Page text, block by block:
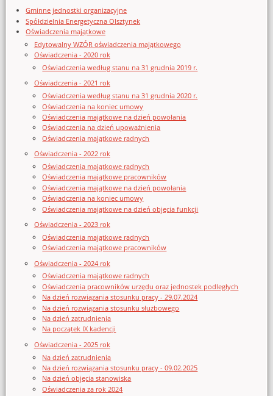
Gminne jednostki organizacyjne
Spółdzielnia Energetyczna Olsztynek
Oświadczenia majątkowe
Edytowalny WZÓR oświadczenia majątkowego
Oświadczenia - 2020 rok
Oświadczenia według stanu na 31 grudnia 2019 r.
Oświadczenia - 2021 rok
Oświadczenia według stanu na 31 grudnia 2020 r.
Oświadczenia na koniec umowy
Oświadczenia majątkowe na dzień powołania
Oświadczenia na dzień upoważnienia
Oświadczenia majątkowe radnych
Oświadczenia - 2022 rok
Oświadczenia majątkowe radnych
Oświadczenia majątkowe pracowników
Oświadczenia majątkowe na dzień powołania
Oświadczenia na koniec umowy
Oświadczenia majątkowe na dzień objęcia funkcji
Oświadczenia - 2023 rok
Oświadczenia majątkowe radnych
Oświadczenia majątkowe pracowników
Oświadczenia - 2024 rok
Oświadczenia majątkowe radnych
Oświadczenia pracowników urzędu oraz jednostek podległych
Na dzień rozwiązania stosunku pracy - 29.07.2024
Na dzień rozwiązania stosunku służbowego
Na dzień zatrudnienia
Na początek IX kadencji
Oświadczenia - 2025 rok
Na dzień zatrudnienia
Na dzień rozwiązania stosunku pracy - 09.02.2025
Na dzień objęcia stanowiska
Oświadczenia za rok 2024